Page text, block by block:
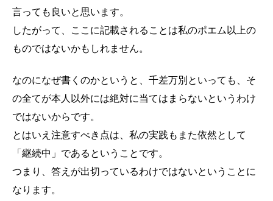
言っても良いと思います。
したがって、ここに記載されることは私のポエム以上の
ものではないかもしれません。
なのになぜ書くのかというと、千差万別といっても、そ
の全てが本人以外には絶対に当てはまらないというわけ
ではないからです。
とはいえ注意すべき点は、私の実践もまた依然として
「継続中」であるということです。
つまり、答えが出切っているわけではないということに
なります。